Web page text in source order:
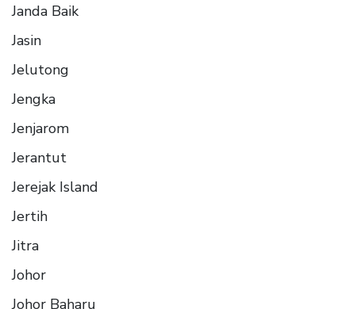
Janda Baik
Jasin
Jelutong
Jengka
Jenjarom
Jerantut
Jerejak Island
Jertih
Jitra
Johor
Johor Baharu